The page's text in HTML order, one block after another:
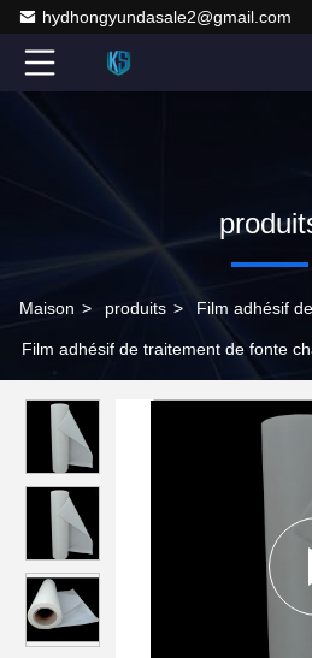
hydhongyundasale2@gmail.com
Maison > produits > Film adhésif
Film adhésif de traitement de fonte